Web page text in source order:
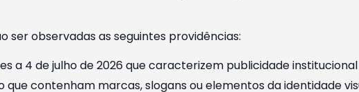
ser observadas as seguintes providências:
a 4 de julho de 2026 que caracterizem publicidade
contenham marcas, slogans ou elementos da identidade